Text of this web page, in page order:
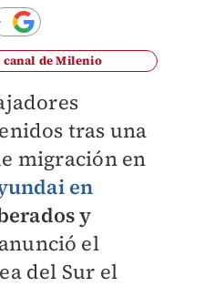
canal de Milenio
tras una
migración en
en
y
el
del Sur el